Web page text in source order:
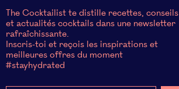
The Cocktailist te distille recettes, conseils
et actualités cocktails dans une newsletter
rafraîchissante.
Inscris-toi et reçois les inspirations et
meilleures offres du moment
#stayhydrated